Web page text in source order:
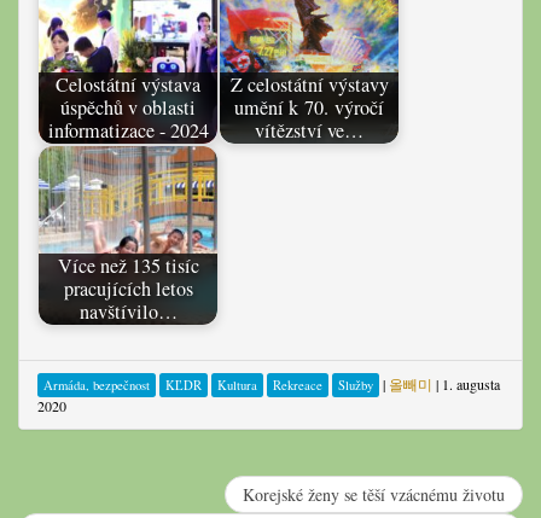
Celostátní výstava
úspěchů v oblasti
informatizace - 2024
Z celostátní výstavy
umění k 70. výročí
vítězství ve…
Více než 135 tisíc
pracujících letos
navštívilo…
Armáda, bezpečnost KĽDR Kultura Rekreace Služby | 올빼미 | 1. augusta
2020
Korejské ženy se těší vzácnému životu